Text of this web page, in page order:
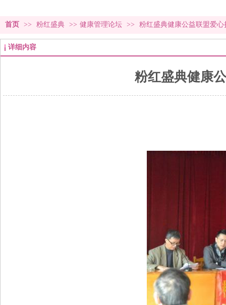
首页 >> 粉红盛典 >> 健康管理论坛 >> 粉红盛典健康公益联盟爱
详细内容
粉红盛典健康